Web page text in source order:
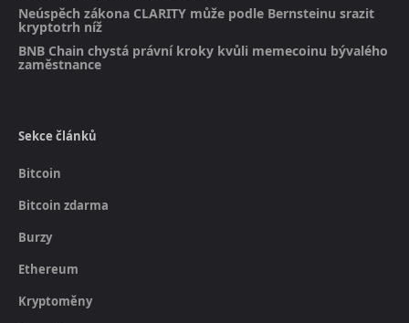
Neúspěch zákona CLARITY může podle Bernsteinu srazit
kryptotrh níž
BNB Chain chystá právní kroky kvůli memecoinu bývalého
zaměstnance
Sekce článků
Bitcoin
Bitcoin zdarma
Burzy
Ethereum
Kryptoměny